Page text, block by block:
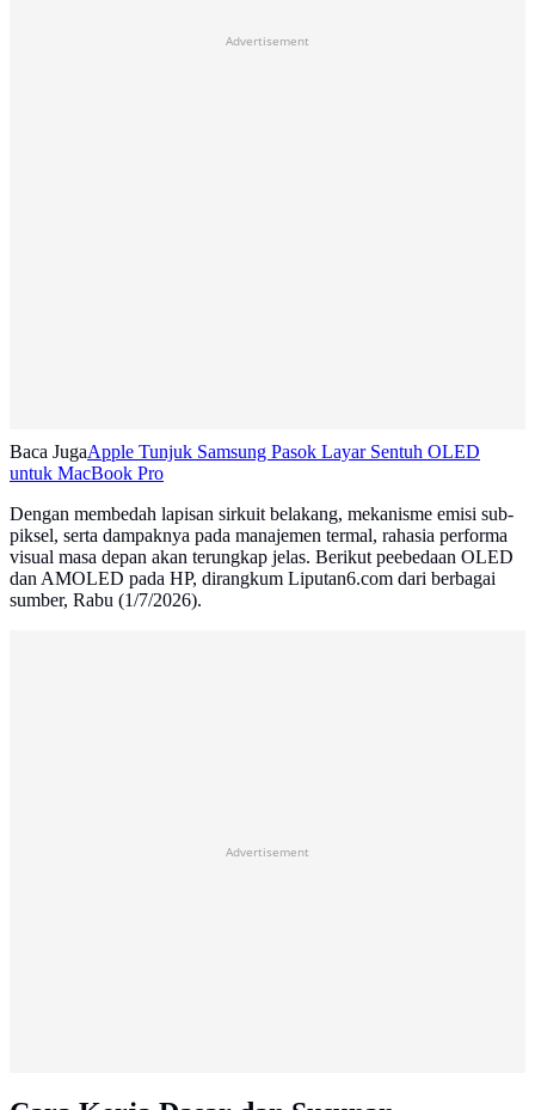
Advertisement
Baca JugaApple Tunjuk Samsung Pasok Layar Sentuh OLED
untuk MacBook Pro
Dengan membedah lapisan sirkuit belakang, mekanisme emisi sub-
piksel, serta dampaknya pada manajemen termal, rahasia performa
visual masa depan akan terungkap jelas. Berikut peebedaan OLED
dan AMOLED pada HP, dirangkum Liputan6.com dari berbagai
sumber, Rabu (1/7/2026).
Advertisement